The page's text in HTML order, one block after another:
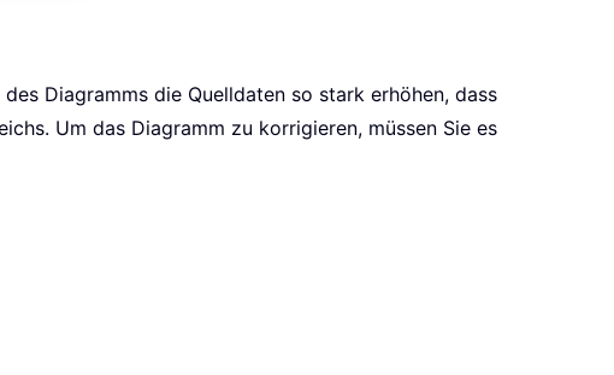
Diagramms die Quelldaten so stark erhöhen, dass
Um das Diagramm zu korrigieren, müssen Sie es